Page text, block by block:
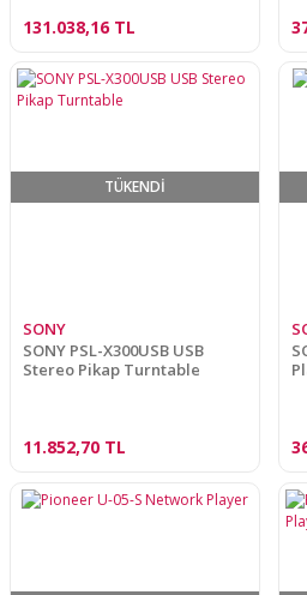
131.038,16 TL
TÜKENDİ
SONY
SONY PSL-X300USB USB
Stereo Pikap Turntable
11.852,70 TL